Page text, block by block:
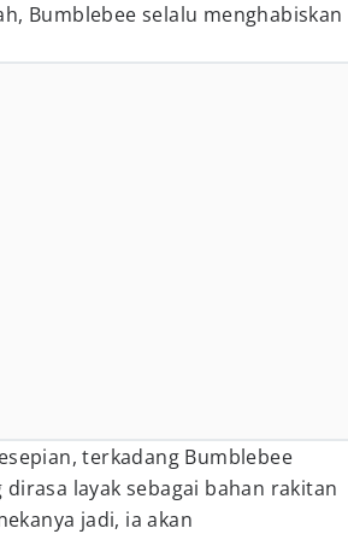
Bumblebee selalu menghabiskan
terkadang Bumblebee
layak sebagai bahan rakitan
jadi, ia akan